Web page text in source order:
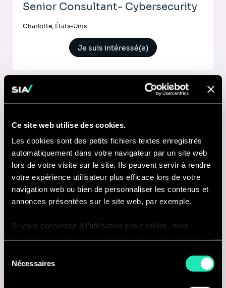
Ce site web utilise des cookies.
Les cookies sont des petits fichiers textes enregistrés
automatiquement dans votre navigateur par un site web
lors de votre visite sur le site. Ils peuvent servir à rendre
votre expérience utilisateur plus efficace lors de votre
navigation web ou bien de personnaliser les contenus et
annonces présentées sur le site web, par exemple.
Si vous consentez à l’utilisation des cookies, nous
consentir à cette utilisation à nouveau. Si vous ne
Nécessaires
Senior Consultant- Cybersecurity
Charlotte, États-Unis
Je suis intéressé(e)
Consulting
Senior Consultant- Cybersecurity
Je suis intéressé(e)